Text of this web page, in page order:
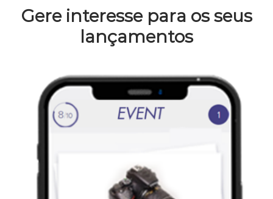
Gere interesse para os seus
lançamentos